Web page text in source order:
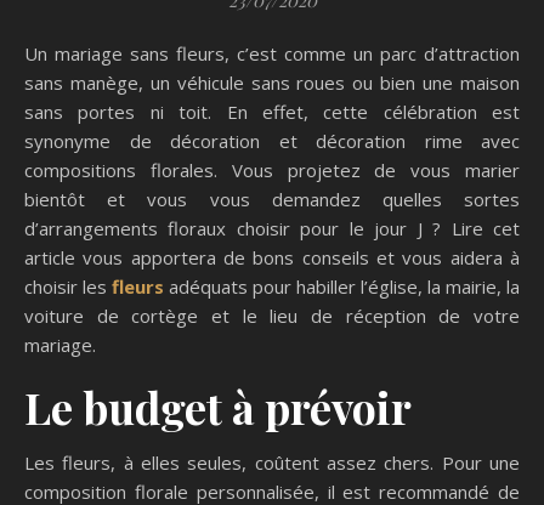
Un mariage sans fleurs, c’est comme un parc d’attraction
sans manège, un véhicule sans roues ou bien une maison
sans portes ni toit. En effet, cette célébration est
synonyme de décoration et décoration rime avec
compositions florales. Vous projetez de vous marier
bientôt et vous vous demandez quelles sortes
d’arrangements floraux choisir pour le jour J ? Lire cet
article vous apportera de bons conseils et vous aidera à
choisir les fleurs adéquats pour habiller l’église, la mairie, la
voiture de cortège et le lieu de réception de votre
mariage.
Le budget à prévoir
Les fleurs, à elles seules, coûtent assez chers. Pour une
composition florale personnalisée, il est recommandé de